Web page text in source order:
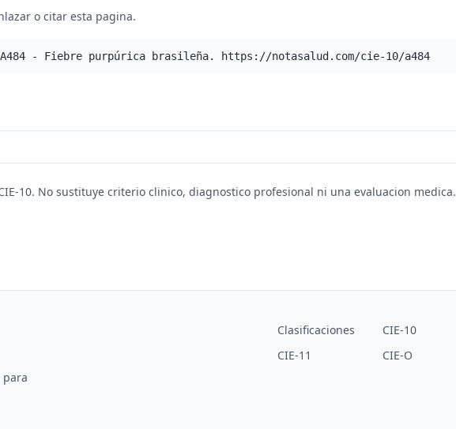
o citar esta pagina.
A484 - Fiebre purpúrica brasileña. https://notasalud.com/cie-10/a484
10. No sustituye criterio clinico, diagnostico profesional ni una evaluacion medica.
para
Clasificaciones CIE-10
CIE-11
CIE-O